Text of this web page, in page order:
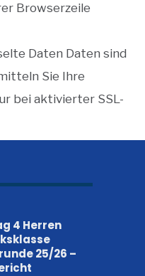
Browserzeile
Daten Daten sind
Sie Ihre
bei aktivierter SSL-
4 Herren
25/26 –